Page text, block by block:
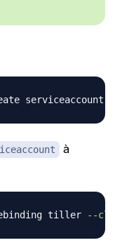
à
tiller --